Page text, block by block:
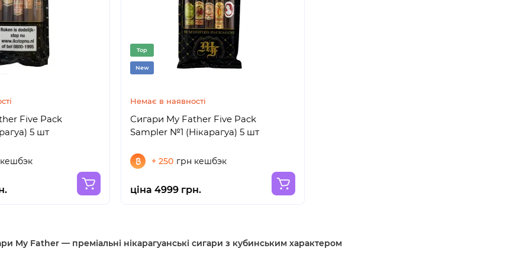
Five Pack
5 шт
Top
New
Немає в наявності
Сигари My Father Five Pack
Sampler №1 (Нікарагуа) 5 шт
+ 250 грн кешбэк
ціна 4999 грн.
My Father — преміальні нікарагуанські сигари з кубинським характером